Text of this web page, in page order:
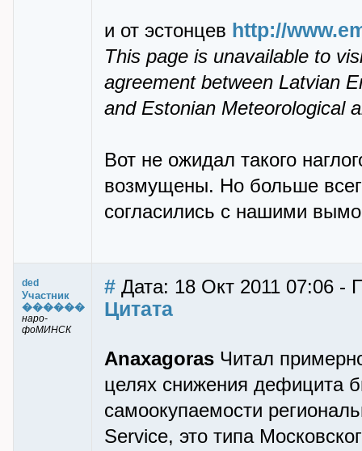
и от эстонцев http://
This page is unavailable to
agreement between Latvian
and Estonian Meteorological
Вот не ожидал такого
возмущены. Но больше
согласились с нашими
ded
Участник
������
наро-
фоМИНСК
# Дата: 18 Окт 2011 07:06 -
Цитата
Anaxagoras Читал
целях снижения дефицита
самоокупаемости
Service, это типа